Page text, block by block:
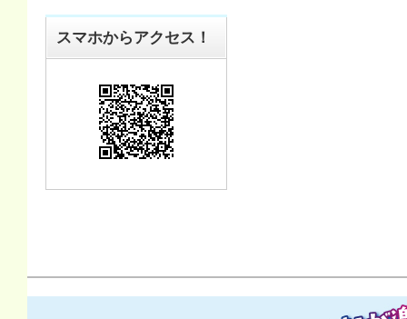
スマホからアクセス！